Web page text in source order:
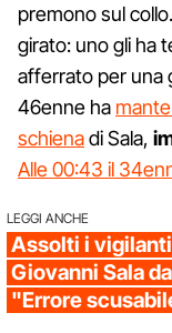
premono sul
girato: uno gli ha
afferrato per una
46enne ha
schienadi Sala,
Alle 00:43 il
LEGGI ANCHE
Assolti i
Giovanni Sala
"Errore